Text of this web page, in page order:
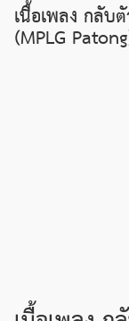
เนื้อเพลง กลับ
(MPLG